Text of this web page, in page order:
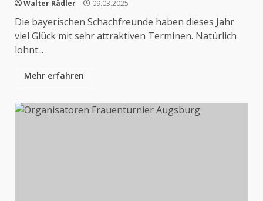
Walter Rädler 09.03.2025
Die bayerischen Schachfreunde haben dieses Jahr
viel Glück mit sehr attraktiven Terminen. Natürlich
lohnt...
Mehr erfahren